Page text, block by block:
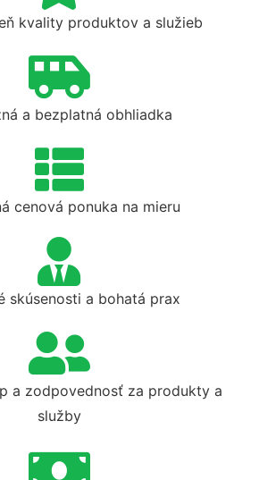
kvality produktov a služieb
a bezplatná obhliadka
cenová ponuka na mieru
skúsenosti a bohatá prax
a zodpovednosť za produkty a
služby